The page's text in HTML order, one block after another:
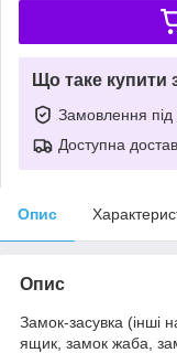
Що таке купити
Замовлення під
Доступна
Опис
Опис
Замок-засувка (інші
ящик, замок жаба,